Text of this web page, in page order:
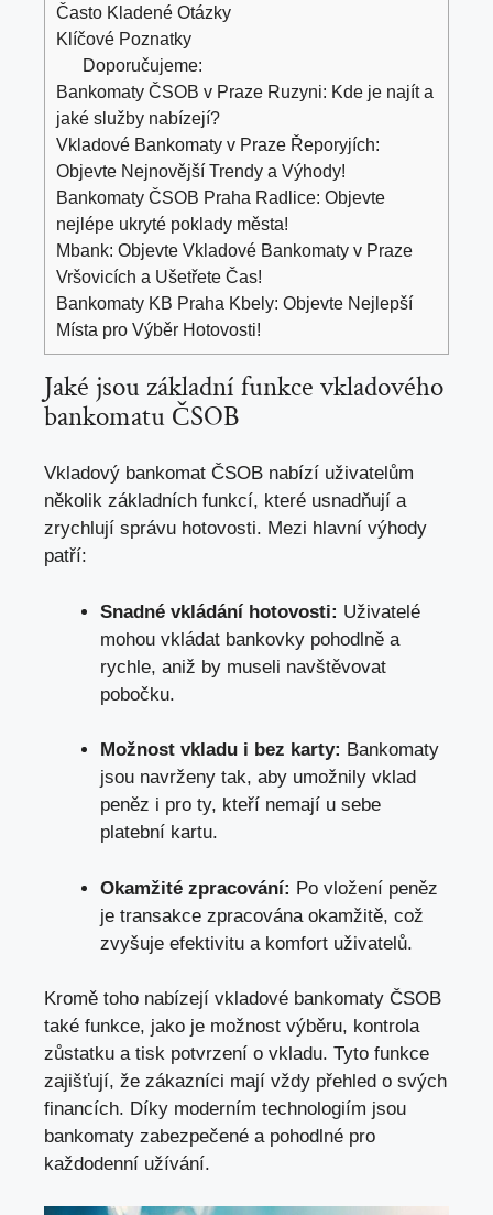
Často Kladené Otázky
Klíčové Poznatky
Doporučujeme:
Bankomaty ČSOB v Praze Ruzyni: Kde je najít a
jaké služby nabízejí?
Vkladové Bankomaty v Praze Řeporyjích:
Objevte Nejnovější Trendy a Výhody!
Bankomaty ČSOB Praha Radlice: Objevte
nejlépe ukryté poklady města!
Mbank: Objevte Vkladové Bankomaty v Praze
Vršovicích a Ušetřete Čas!
Bankomaty KB Praha Kbely: Objevte Nejlepší
Místa pro Výběr Hotovosti!
Jaké jsou základní funkce vkladového
bankomatu ČSOB
Vkladový bankomat ČSOB nabízí uživatelům
několik základních funkcí, které usnadňují a
zrychlují správu hotovosti. Mezi hlavní výhody
patří:
Snadné vkládání hotovosti: Uživatelé
mohou vkládat bankovky pohodlně a
rychle, aniž by museli navštěvovat
pobočku.
Možnost vkladu i bez karty: Bankomaty
jsou navrženy tak, aby umožnily vklad
peněz i pro ty, kteří nemají u sebe
platební kartu.
Okamžité zpracování: Po vložení peněz
je transakce zpracována okamžitě, což
zvyšuje efektivitu a komfort uživatelů.
Kromě toho nabízejí vkladové bankomaty ČSOB
také funkce, jako je možnost výběru, kontrola
zůstatku a tisk potvrzení o vkladu. Tyto funkce
zajišťují, že zákazníci mají vždy přehled o svých
financích. Díky moderním technologiím jsou
bankomaty zabezpečené a pohodlné pro
každodenní užívání.